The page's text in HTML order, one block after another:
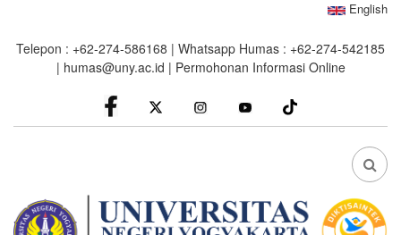
main
English
Telepon : +62-274-586168 | Whatsapp Humas : +62-274-542185
| humas@uny.ac.id | Permohonan Informasi Online
facebook
Instagram youtube
FA